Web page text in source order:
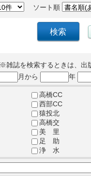
ソート順
※雑誌を検索するときは、出
月から 年
高橋CC
西部CC
猿投北
高橋交
美 里
足 助
浄 水